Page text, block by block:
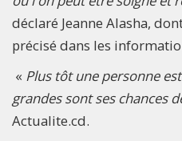
déclaré Jeanne Alasha,
précisé dans les
« Plus tôt une personne
grandes sont ses chances
Actualite.cd.